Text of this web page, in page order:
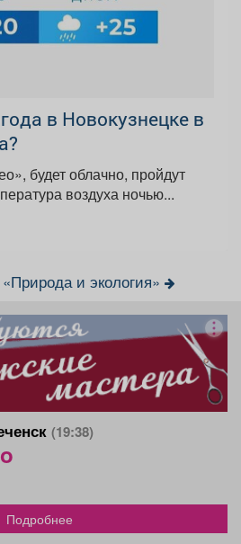
в Новокузнецке в
сильные дожди, температура воздуха ночью...
и экология»
(19:38)
o
Подробнее